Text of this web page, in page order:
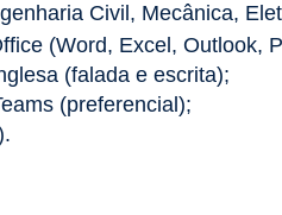
Civil, Mecânica,
(Word, Excel, Outlook,
(falada e escrita);
(preferencial);